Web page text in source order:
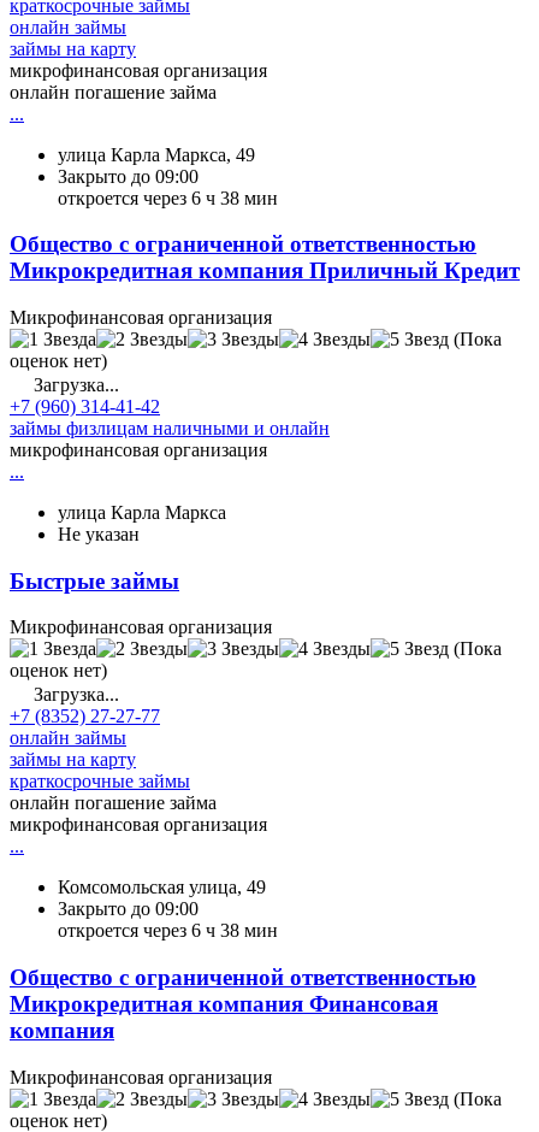
краткосрочные займы
онлайн займы
займы на карту
микрофинансовая организация
онлайн погашение займа
...
улица Карла Маркса, 49
Закрыто до 09:00
откроется через 6 ч 38 мин
Общество с ограниченной ответственностью
Микрокредитная компания Приличный Кредит
Микрофинансовая организация
(Пока
оценок нет)
Загрузка...
+7 (960) 314-41-42
займы физлицам наличными и онлайн
микрофинансовая организация
...
улица Карла Маркса
Не указан
Быстрые займы
Микрофинансовая организация
(Пока
оценок нет)
Загрузка...
+7 (8352) 27-27-77
онлайн займы
займы на карту
краткосрочные займы
онлайн погашение займа
микрофинансовая организация
...
Комсомольская улица, 49
Закрыто до 09:00
откроется через 6 ч 38 мин
Общество с ограниченной ответственностью
Микрокредитная компания Финансовая
компания
Микрофинансовая организация
(Пока
оценок нет)